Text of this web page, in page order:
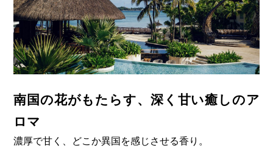
南国の花がもたらす、深く甘い癒しのア
ロマ
​濃厚で甘く、どこか異国を感じさせる香り。